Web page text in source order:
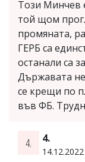
Този Минчев
той щом
промяната,
ГЕРБ са
останали са
Държавата
се крещи по
във ФБ.
4. 4.